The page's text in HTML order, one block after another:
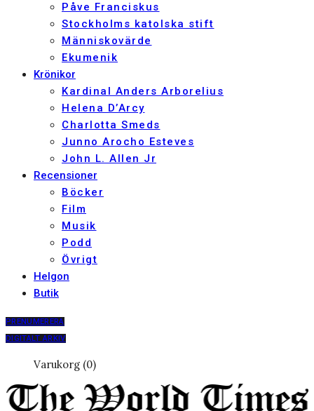
Påve Franciskus
Stockholms katolska stift
Människovärde
Ekumenik
Krönikor
Kardinal Anders Arborelius
Helena D’Arcy
Charlotta Smeds
Junno Arocho Esteves
John L. Allen Jr
Recensioner
Böcker
Film
Musik
Podd
Övrigt
Helgon
Butik
PRENUMERERA
DIGITALT ARKIV
Varukorg (0)